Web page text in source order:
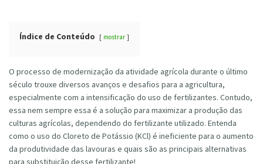
Índice de Conteúdo mostrar
O processo de modernização da atividade agrícola durante o último
século trouxe diversos avanços e desafios para a agricultura,
especialmente com a intensificação do uso de fertilizantes. Contudo,
essa nem sempre essa é a solução para maximizar a produção das
culturas agrícolas, dependendo do fertilizante utilizado. Entenda
como o uso do Cloreto de Potássio (KCl) é ineficiente para o aumento
da produtividade das lavouras e quais são as principais alternativas
para substituição desse fertilizante!